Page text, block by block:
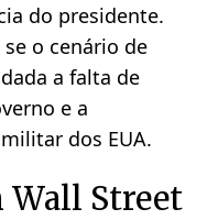
do presidente.
o cenário de
a falta de
e a
dos EUA.
Wall Street